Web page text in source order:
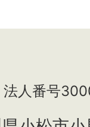
法人番号